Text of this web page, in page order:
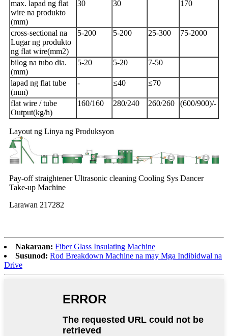
max. lapad ng flat
wire na produkto
(mm)
30 30 170
cross-sectional na
Lugar ng produkto
ng flat wire(mm2)
5-200 5-200 25-300 75-2000
bilog na tubo dia.
(mm)
5-20 5-20 7-50
lapad ng flat tube
(mm)
- ≤40 ≤70
flat wire / tube
Output(kg/h)
160/160 280/240 260/260 (600/900)/-
Layout ng Linya ng Produksyon
Pay-off straightener Ultrasonic cleaning Cooling Sys Dancer
Take-up Machine
Larawan 217282
Nakaraan: Fiber Glass Insulating Machine
Susunod: Rod Breakdown Machine na may Mga Indibidwal na
Drive